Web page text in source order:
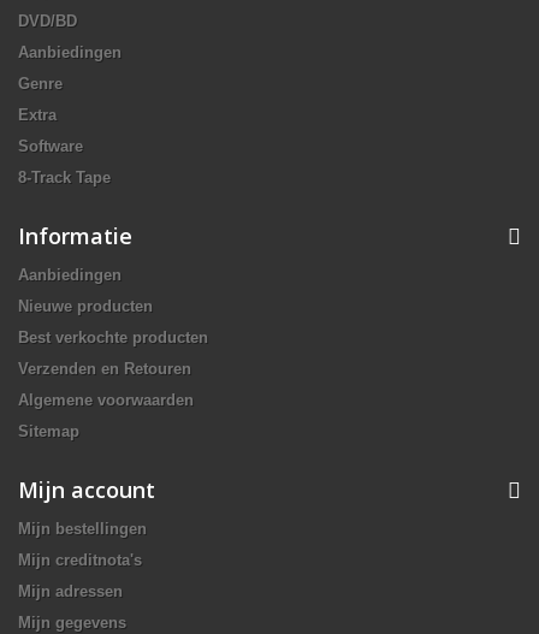
DVD/BD
Aanbiedingen
Genre
Extra
Software
8-Track Tape
Informatie
Aanbiedingen
Nieuwe producten
Best verkochte producten
Verzenden en Retouren
Algemene voorwaarden
Sitemap
Mijn account
Mijn bestellingen
Mijn creditnota's
Mijn adressen
Mijn gegevens